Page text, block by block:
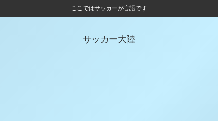
ここではサッカーが言語です
サッカー大陸